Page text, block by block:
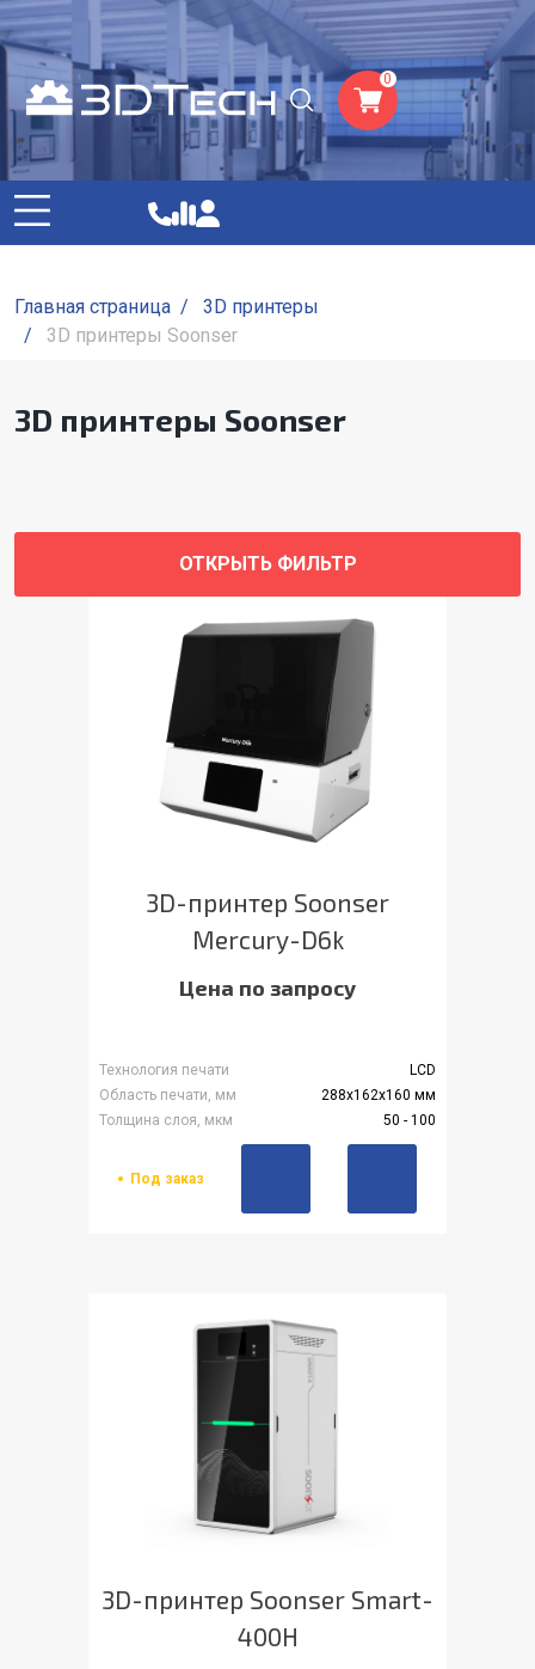
0
Главная страница /
3D принтеры
/
3D принтеры Soonser
3D принтеры Soonser
ОТКРЫТЬ ФИЛЬТР
3D-принтер Soonser
Mercury-D6k
Цена по запросу
Технология печати
LCD
Область печати, мм
288x162x160 мм
Толщина слоя, мкм
50 - 100
Под заказ
3D-принтер Soonser Smart-
400H